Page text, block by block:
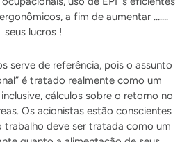
a fim de aumentar …….
seus lucros !
serve de referência, pois o assunto
é tratado realmente como um
cálculos sobre o retorno no
Os acionistas estão conscientes
trabalho deve ser tratada como um